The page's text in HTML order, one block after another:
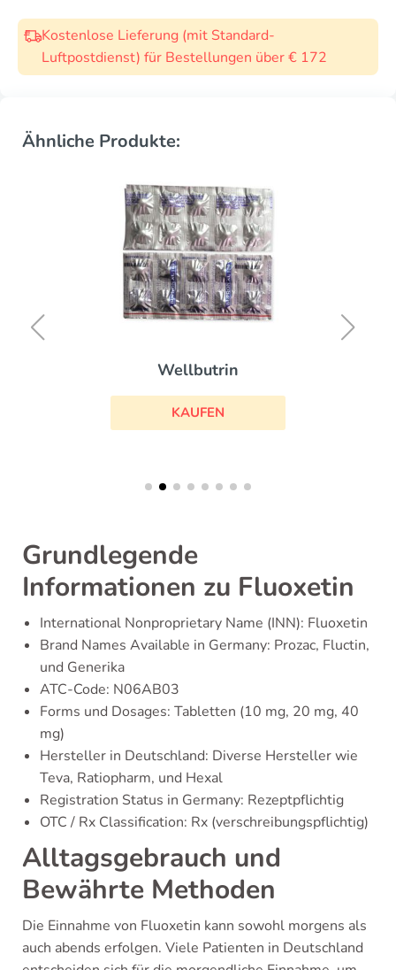
Kostenlose Lieferung (mit Standard-
Luftpostdienst) für Bestellungen über € 172
Ähnliche Produkte:
Wellbutrin
KAUFEN
Grundlegende
Informationen zu Fluoxetin
International Nonproprietary Name (INN): Fluoxetin
Brand Names Available in Germany: Prozac, Fluctin,
und Generika
ATC-Code: N06AB03
Forms und Dosages: Tabletten (10 mg, 20 mg, 40
mg)
Hersteller in Deutschland: Diverse Hersteller wie
Teva, Ratiopharm, und Hexal
Registration Status in Germany: Rezeptpflichtig
OTC / Rx Classification: Rx (verschreibungspflichtig)
Alltagsgebrauch und
Bewährte Methoden
Die Einnahme von Fluoxetin kann sowohl morgens als
auch abends erfolgen. Viele Patienten in Deutschland